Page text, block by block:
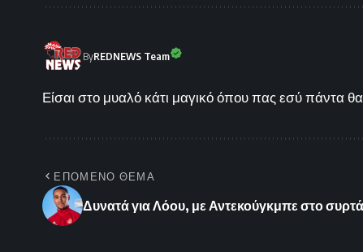
ByREDNEWS Team
Είσαι στο μυαλό κάτι μαγικό όπου πας εσύ πάντα
ΕΠΟΜΕΝΟ ΘΕΜΑ
Δυνατά για Λόου, με Αντεκούγκμπε στο